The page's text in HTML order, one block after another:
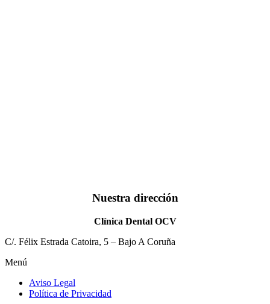
Nuestra dirección
Clínica Dental OCV
C/. Félix Estrada Catoira, 5 – Bajo A Coruña
Menú
Aviso Legal
Política de Privacidad